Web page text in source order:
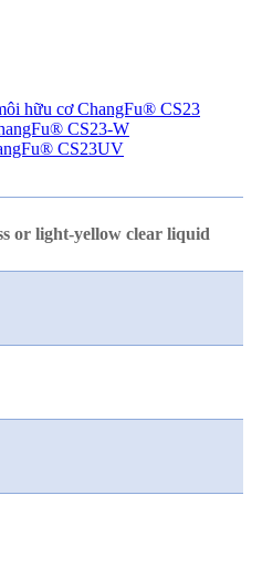
hữu cơ ChangFu® CS23
CS23-W
CS23UV
or light-yellow clear liquid